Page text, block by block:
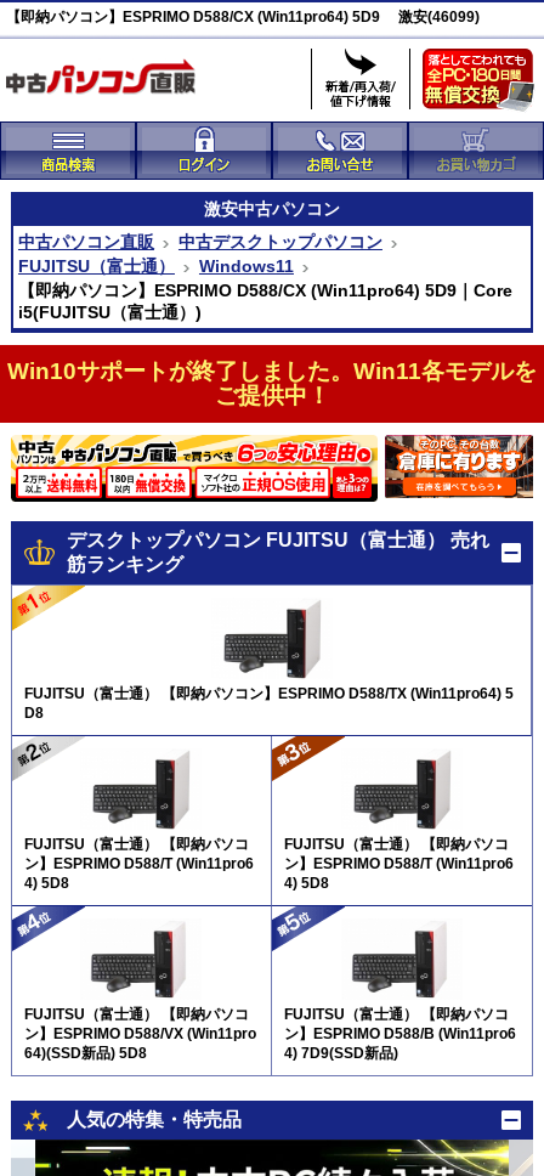
【即納パソコン】ESPRIMO D588/CX (Win11pro64) 5D9 激安(46099)
激安中古パソコン
中古パソコン直販
中古デスクトップパソコン
FUJITSU（富士通）
Windows11
【即納パソコン】ESPRIMO D588/CX (Win11pro64) 5D9｜Core
i5(FUJITSU（富士通）)
Win10サポートが終了しました。Win11各モデルを
ご提供中！
デスクトップパソコン FUJITSU（富士通） 売れ
筋ランキング
FUJITSU（富士通） 【即納パソコン】ESPRIMO D588/TX (Win11pro64) 5
D8
FUJITSU（富士通） 【即納パソコ
ン】ESPRIMO D588/T (Win11pro6
4) 5D8
FUJITSU（富士通） 【即納パソコ
ン】ESPRIMO D588/T (Win11pro6
4) 5D8
FUJITSU（富士通） 【即納パソコ
ン】ESPRIMO D588/VX (Win11pro
64)(SSD新品) 5D8
FUJITSU（富士通） 【即納パソコ
ン】ESPRIMO D588/B (Win11pro6
4) 7D9(SSD新品)
人気の特集・特売品